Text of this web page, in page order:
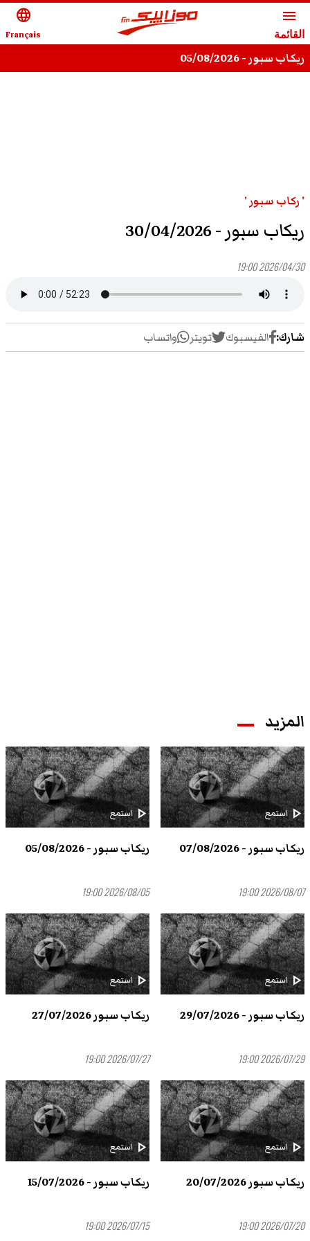
menu
القائمة
language
Français
ريكاب سبور - 05/08/2026
' ركاب سبور '
ريكاب سبور - 30/04/2026
2026/04/30 19:00
شارك: الفيسبوك تويتر واتساب
المزيد
play_arrowاستمع
ريكاب سبور - 07/08/2026
2026/08/07 19:00
play_arrowاستمع
ريكاب سبور - 05/08/2026
2026/08/05 19:00
play_arrowاستمع
ريكاب سبور - 29/07/2026
2026/07/29 19:00
play_arrowاستمع
ريكاب سبور 27/07/2026
2026/07/27 19:00
play_arrowاستمع
ريكاب سبور 20/07/2026
2026/07/20 19:00
play_arrowاستمع
ريكاب سبور - 15/07/2026
2026/07/15 19:00